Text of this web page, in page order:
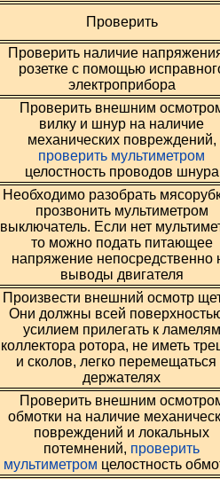
Проверить
Проверить наличие
розетке с помощью
электроприбора
Проверить внешним
вилку и шнур на наличие
механических повреждений,
проверить мультиметром
целостность проводов шнура
Необходимо разобрать
прозвонить мультиметром
выключатель. Если нет
то можно подать питающее
напряжение непосредственно
выводы двигателя
Произвести внешний осмотр
Они должны всей
усилием прилегать к ламелям
коллектора ротора, не иметь
и сколов, легко перемещаться
держателях
Проверить внешним
обмотки на наличие
повреждений и локальных
потемнений, проверить
мультиметром целостность